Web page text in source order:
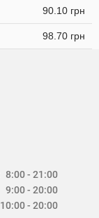
90.10 грн
98.70 грн
8:00 - 21:00
9:00 - 20:00
10:00 - 20:00